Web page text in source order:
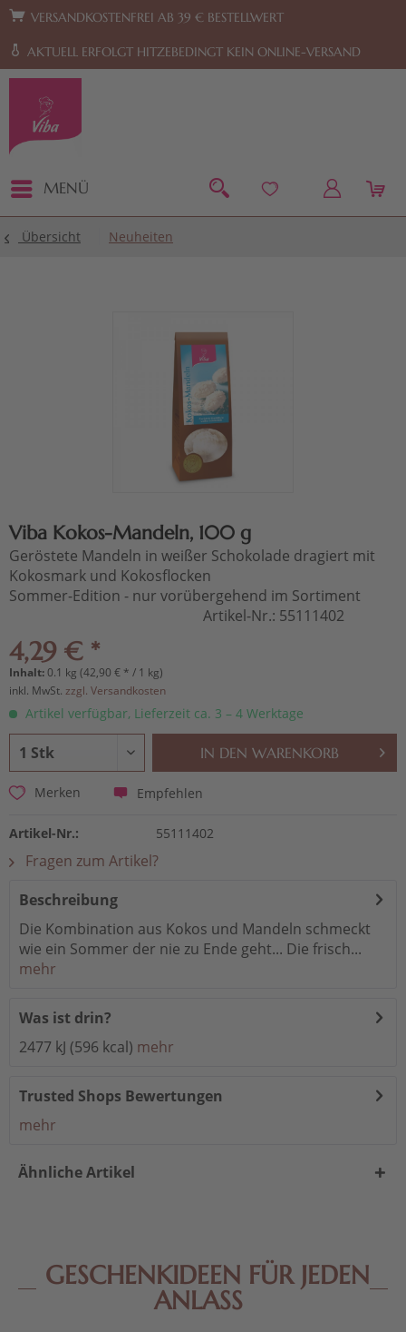
Zur Hauptnavigation springen Zum Footer springen
VERSANDKOSTENFREI AB 39 € BESTELLWERT
AKTUELL ERFOLGT HITZEBEDINGT KEIN ONLINE-VERSAND
MENÜ
Übersicht Neuheiten
Viba Kokos-Mandeln, 100 g
Geröstete Mandeln in weißer Schokolade dragiert mit
Kokosmark und Kokosflocken
Sommer-Edition - nur vorübergehend im Sortiment
Artikel-Nr.: 55111402
4,29 € *
Inhalt:0.1 kg (42,90 € * / 1 kg)
inkl. MwSt. zzgl. Versandkosten
Artikel verfügbar, Lieferzeit ca. 3 – 4 Werktage
IN DEN WARENKORB
Merken Empfehlen
Artikel-Nr.: 55111402
Fragen zum Artikel?
Beschreibung
Die Kombination aus Kokos und Mandeln schmeckt
wie ein Sommer der nie zu Ende geht... Die frisch...
mehr
Was ist drin?
2477 kJ (596 kcal) mehr
Trusted Shops Bewertungen
mehr
Ähnliche Artikel
GESCHENKIDEEN FÜR JEDEN
ANLASS